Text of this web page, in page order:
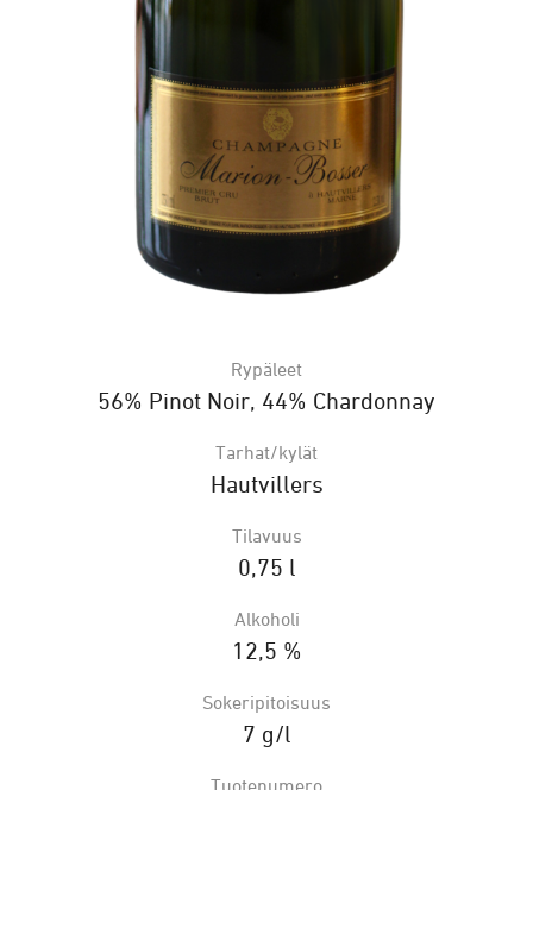
Rypäleet
56% Pinot Noir, 44% Chardonnay
Tarhat/kylät
Hautvillers
Tilavuus
0,75 l
Alkoholi
12,5 %
Sokeripitoisuus
7 g/l
Tuotenumero